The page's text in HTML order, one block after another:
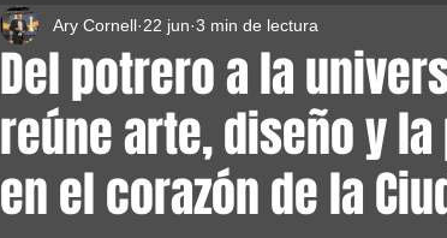
Del potrero a la
reúne arte, diseño y
en el corazón de la
Ary Cornell 22 jun 3 min de lectura